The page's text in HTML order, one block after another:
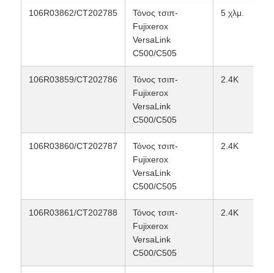
Ανταλλακτικά για Εκτυπωτές και Φωτοαντιγραφικά
Κασέτα γραφίτη
106R03862/CT202785
Τόνος τσιπ-
Fujixerox
VersaLink
C500/C505
5 χλμ.
106R03859/CT202786
Τόνος τσιπ-
Fujixerox
VersaLink
C500/C505
2.4K
106R03860/CT202787
Τόνος τσιπ-
Fujixerox
VersaLink
C500/C505
2.4K
106R03861/CT202788
Τόνος τσιπ-
Fujixerox
VersaLink
C500/C505
2.4K